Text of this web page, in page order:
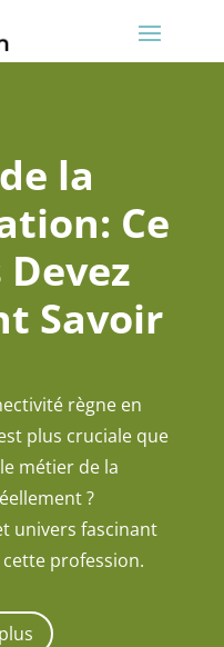
la
Ce
Savoir
règne en
plus cruciale que
métier de la
?
univers fascinant
profession.